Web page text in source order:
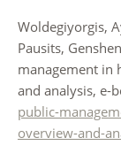
Woldegiyorgis,
Pausits,
management in
and analysis, e-
public-
overview-and-